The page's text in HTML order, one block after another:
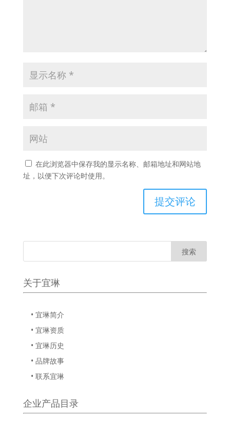
在此浏览器中保存我的显示名称、邮箱地址和网站地
址，以便下次评论时使用。
关于宜琳
• 宜琳简介
• 宜琳资质
• 宜琳历史
• 品牌故事
• 联系宜琳
企业产品目录